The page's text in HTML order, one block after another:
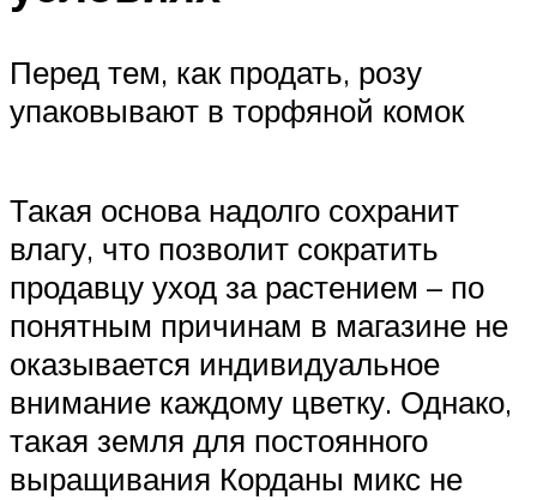
Перед тем, как продать, розу
упаковывают в торфяной комок
Такая основа надолго сохранит
влагу, что позволит сократить
продавцу уход за растением – по
понятным причинам в магазине не
оказывается индивидуальное
внимание каждому цветку. Однако,
такая земля для постоянного
выращивания Корданы микс не